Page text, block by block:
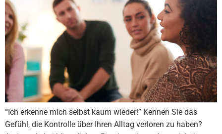
“Ich erkenne mich selbst kaum wieder!” Kennen Sie das
Gefühl, die Kontrolle über Ihren Alltag verloren zu haben?